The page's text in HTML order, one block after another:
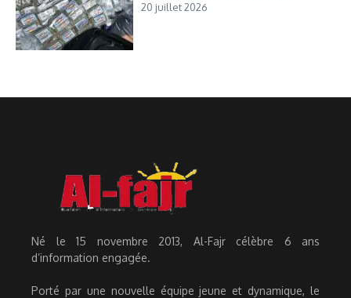
20 juillet 2026
Né le 15 novembre 2013, Al-Fajr célèbre 6 ans
d’information engagée.
Porté par une nouvelle équipe jeune et dynamique, le